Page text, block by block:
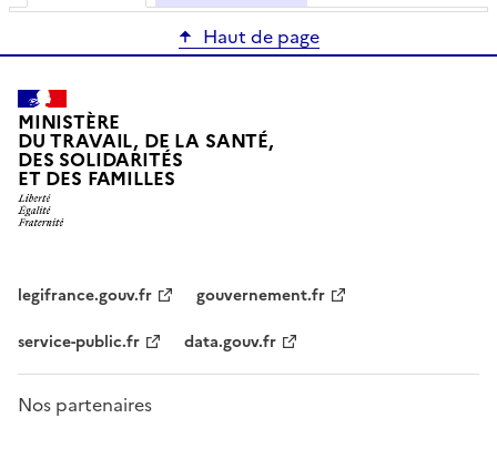
Haut de page
MINISTÈRE
DU TRAVAIL, DE LA SANTÉ,
DES SOLIDARITÉS
ET DES FAMILLES
legifrance.gouv.fr
gouvernement.fr
service-public.fr
data.gouv.fr
Nos partenaires